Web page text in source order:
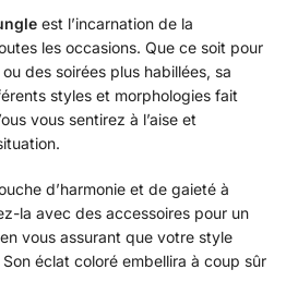
est l’incarnation de la
les occasions. Que ce soit pour
des soirées plus habillées, sa
styles et morphologies fait
vous sentirez à l’aise et
d’harmonie et de gaieté à
la avec des accessoires pour un
vous assurant que votre style
éclat coloré embellira à coup sûr